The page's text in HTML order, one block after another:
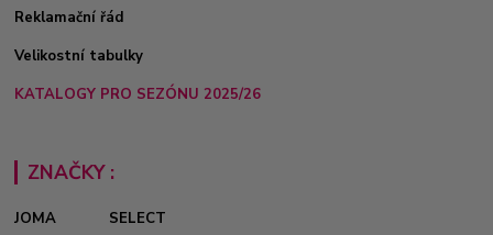
Reklamační řád
Velikostní tabulky
KATALOGY PRO SEZÓNU 2025/26
ZNAČKY :
JOMA
SELECT